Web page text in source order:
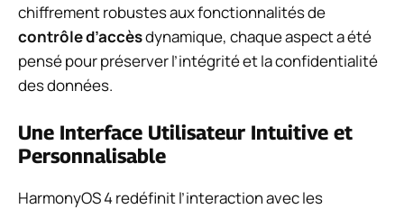
chiffrement robustes aux fonctionnalités de
contrôle d’accèsdynamique, chaque aspect a été
pensé pour préserver l’intégrité et la confidentialité
des données.
Une Interface Utilisateur Intuitive et
Personnalisable
HarmonyOS 4 redéfinit l’interaction avec les